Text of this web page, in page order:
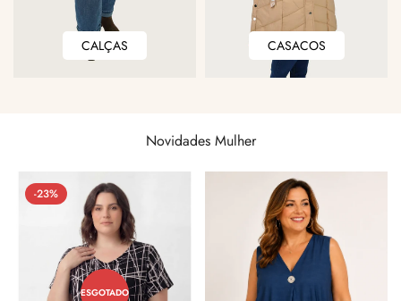
CALÇASCALÇAS CASACOSCASACOS
Novidades Mulher
-23%
ESGOTADO